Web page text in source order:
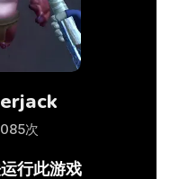
次
行此游戏